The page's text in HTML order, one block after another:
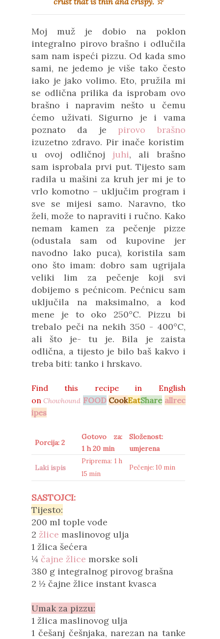
Moj muž je dobio na poklon
integralno pirovo brašno i odlučila
sam nam ispeći pizzu. Od kada smo
sami, ne jedemo je više tako često
iako je jako volimo. Eto,pružila mi
se odlična prilika da isprobam ovo
brašno i napravim nešto u čemu
ćemo uživati. Sigurno je i vama
poznato da je pirovo brašno
izuzetno zdravo. Pir inače koristim
u ovoj odličnoj juhi, ali brašno
sam isprobala prvi put. Tijesto sam
radila u mašini za kruh jer mi je to
vrlo komotno – uključim program i
sve se mijesi samo. Naravno, tko
želi, može to napraviti i ručno. Kako
nemam kamen za pečenje pizze
(odustala sam od kupovine jer
navodno lako puca), koristila sam
ono što imam: dobro sam ugrijala
veliki lim za pečenje koji svi
dobijemo s pećnicom. Pećnicu sam
uključila na maksimalno, a kod
mene je to oko 250°C. Pizzu bi
trebalo peči na nekih 350 - 400°C,
ali što je- tu je. Bila je zaista
odlična, a tijesto je bilo baš kakvo i
treba biti: tanko i hrskavo.
Find this recipe in
English
onChowhound FOOD CookEatShare allrec
ipes
Porcija: 2
Gotovo za:
1 h 20 min
Složenost:
umjerena
Laki ispis
Priprema: 1 h
15 min
Pečenje: 10 min
SASTOJCI:
Tijesto:
200 ml tople vode
2 žlice maslinovog ulja
1 žlica šećera
¼ čajne žlice morske soli
380 g integralnog pirovog brašna
2 ½ čajne žlice instant kvasca
Umak za pizzu:
1 žlica maslinovog ulja
1 češanj češnjaka, narezan na tanke